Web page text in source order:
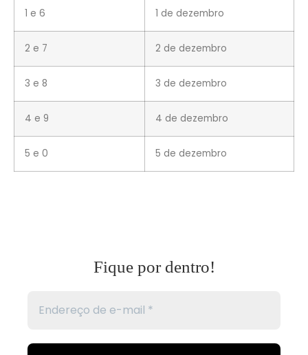
1 e 6 1 de dezembro
2 e 7 2 de dezembro
3 e 8 3 de dezembro
4 e 9 4 de dezembro
5 e 0 5 de dezembro
Fique por dentro!